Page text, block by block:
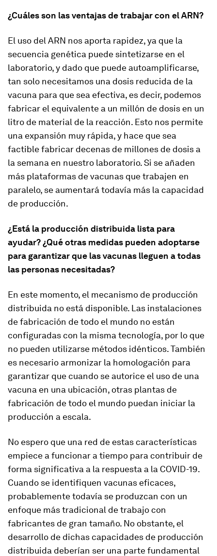
¿Cuáles son las ventajas de trabajar con el ARN?
El uso del ARN nos aporta rapidez, ya que la
secuencia genética puede sintetizarse en el
laboratorio, y dado que puede autoamplificarse,
tan solo necesitamos una dosis reducida de la
vacuna para que sea efectiva, es decir, podemos
fabricar el equivalente a un millón de dosis en un
litro de material de la reacción. Esto nos permite
una expansión muy rápida, y hace que sea
factible fabricar decenas de millones de dosis a
la semana en nuestro laboratorio. Si se añaden
más plataformas de vacunas que trabajen en
paralelo, se aumentará todavía más la capacidad
de producción.
¿Está la producción distribuida lista para
ayudar? ¿Qué otras medidas pueden adoptarse
para garantizar que las vacunas lleguen a todas
las personas necesitadas?
En este momento, el mecanismo de producción
distribuida no está disponible. Las instalaciones
de fabricación de todo el mundo no están
configuradas con la misma tecnología, por lo que
no pueden utilizarse métodos idénticos. También
es necesario armonizar la homologación para
garantizar que cuando se autorice el uso de una
vacuna en una ubicación, otras plantas de
fabricación de todo el mundo puedan iniciar la
producción a escala.
No espero que una red de estas características
empiece a funcionar a tiempo para contribuir de
forma significativa a la respuesta a la COVID-19.
Cuando se identifiquen vacunas eficaces,
probablemente todavía se produzcan con un
enfoque más tradicional de trabajo con
fabricantes de gran tamaño. No obstante, el
desarrollo de dichas capacidades de producción
distribuida deberían ser una parte fundamental